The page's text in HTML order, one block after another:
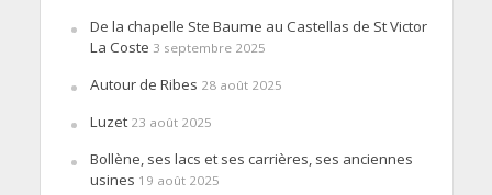
De la chapelle Ste Baume au Castellas de St Victor
La Coste 3 septembre 2025
Autour de Ribes 28 août 2025
Luzet 23 août 2025
Bollène, ses lacs et ses carrières, ses anciennes
usines 19 août 2025